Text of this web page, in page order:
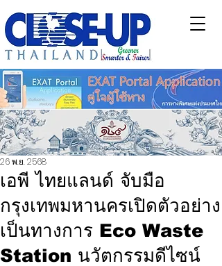
เอพี ไทยแลนด์ จับมือ
กรุงเทพมหานครเปิดตัวอย่าง
เป็นทางการ Eco Waste
Station นวัตกรรมดีไซน์
26 พ.ย. 2568